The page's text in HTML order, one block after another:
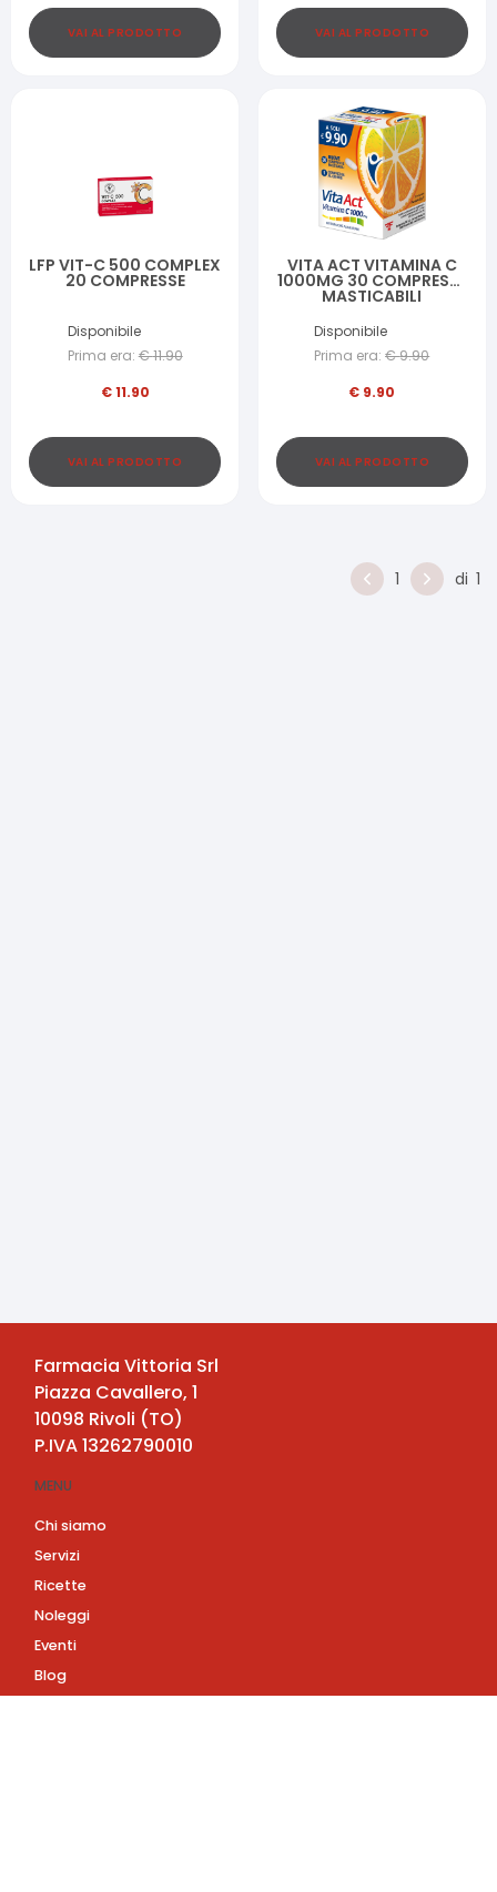
VAI AL PRODOTTO VAI AL PRODOTTO
LFP VIT-C 500 COMPLEX
20 COMPRESSE
Disponibile
Prima era: €11.90
€11.90
VAI AL PRODOTTO
VITA ACT VITAMINA C
1000MG 30 COMPRESSE
MASTICABILI
Disponibile
Prima era: €9.90
€ 9.90
VAI AL PRODOTTO
1 di 1
Farmacia Vittoria Srl
Piazza Cavallero, 1
10098 Rivoli (TO)
P.IVA13262790010
MENU
Chi siamo
Servizi
Ricette
Noleggi
Eventi
Blog